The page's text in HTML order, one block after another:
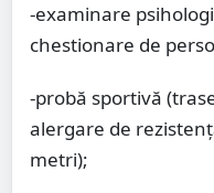
-examinare
chestionare de
-probă sportivă
alergare de
metri);